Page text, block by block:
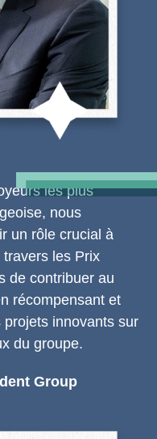
les plus
nous
un rôle crucial à
les Prix
de contribuer au
récompensant et
innovants sur
du groupe.
Group